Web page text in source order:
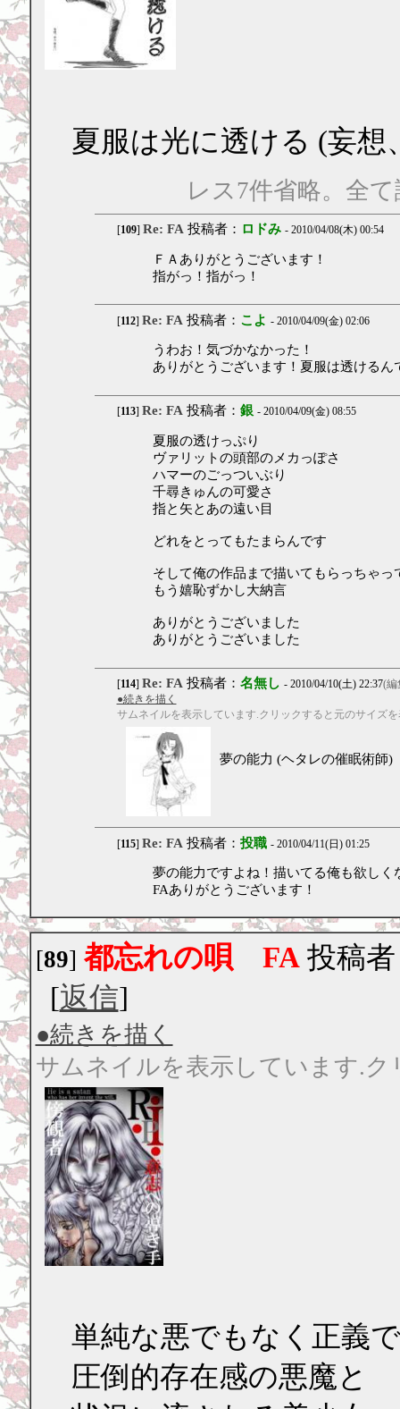
夏服は光に透ける (妄想
レス7件省略。全
[109] Re: FA 投稿者： ロドみ - 2010/04/08(木) 00:54
ＦＡありがとうございます！
指がっ！指がっ！
[112] Re: FA 投稿者： こよ - 2010/04/09(金) 02:06
うわお！気づかなかった！
ありがとうございます！夏服は透けるん
[113] Re: FA投稿者： 銀 - 2010/04/09(金) 08:55
夏服の透けっぷり
ヴァリットの頭部のメカっぽさ
ハマーのごっついぶり
千尋きゅんの可愛さ
指と矢とあの遠い目
どれをとってもたまらんです
そして俺の作品まで描いてもらっちゃっ
もう嬉恥ずかし大納言
ありがとうございました
ありがとうございました
[114] Re: FA 投稿者： 名無し - 2010/04/10(土) 22:37(編
●続きを描く
サムネイルを表示しています.クリックすると元のサイズ
夢の能力 (ヘタレの催眠術師)
[115] Re: FA 投稿者： 投職 - 2010/04/11(日) 01:25
夢の能力ですよね！描いてる俺も欲しく
FAありがとうございます！
[89] 都忘れの唄 FA投稿者
[返信]
●続きを描く
サムネイルを表示しています.
単純な悪でもなく正義
圧倒的存在感の悪魔と